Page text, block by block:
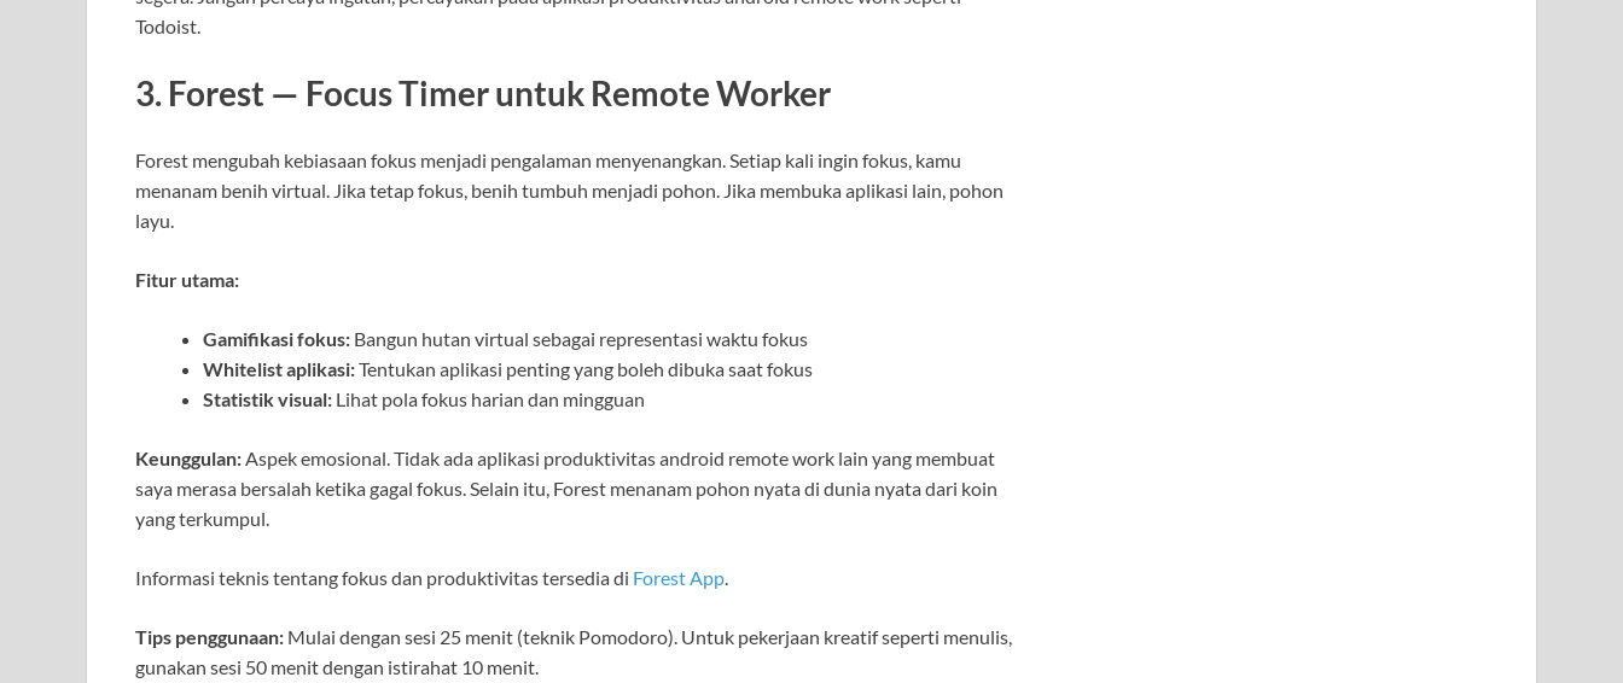
Todoist.
3. Forest — Focus Timer untuk Remote Worker
Forest mengubah kebiasaan fokus menjadi pengalaman menyenangkan. Setiap kali ingin fokus, kamu
menanam benih virtual. Jika tetap fokus, benih tumbuh menjadi pohon. Jika membuka aplikasi lain, pohon
layu.
Fitur utama:
Gamifikasi fokus: Bangun hutan virtual sebagai representasi waktu fokus
Whitelist aplikasi:Tentukan aplikasi penting yang boleh dibuka saat fokus
Statistik visual: Lihat pola fokus harian dan mingguan
Keunggulan:Aspek emosional. Tidak ada aplikasi produktivitas android remote work lain yang membuat
saya merasa bersalah ketika gagal fokus. Selain itu, Forest menanam pohon nyata di dunia nyata dari koin
yang terkumpul.
Informasi teknis tentang fokus dan produktivitas tersedia di Forest App.
Tips penggunaan: Mulai dengan sesi 25 menit (teknik Pomodoro). Untuk pekerjaan kreatif seperti menulis,
gunakan sesi 50 menit dengan istirahat 10 menit.